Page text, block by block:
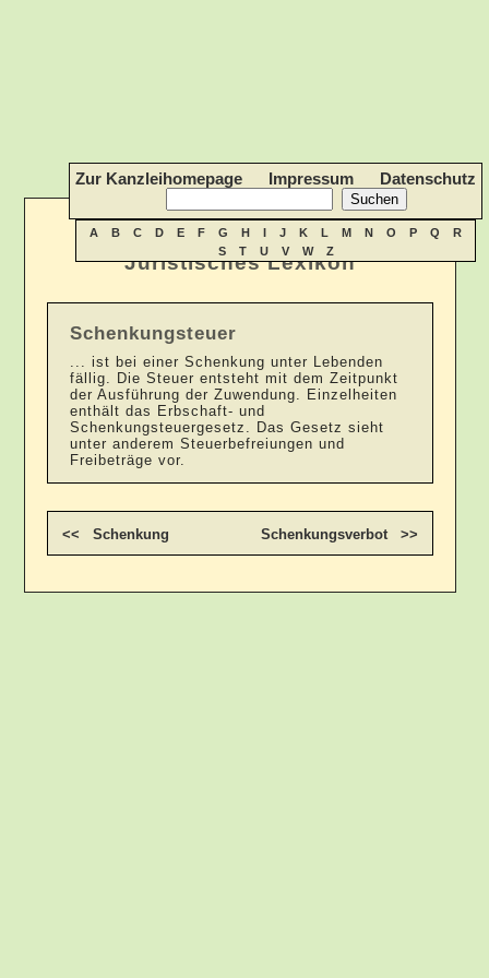
Juristisches Lexikon
Zur Kanzleihomepage Impressum Datenschutz
A B C D E F G H I J K L M N O P Q
R
S
T U V W Z
Schenkungsteuer
... ist bei einer Schenkung unter Lebenden
fällig. Die Steuer entsteht mit dem Zeitpunkt
der Ausführung der Zuwendung. Einzelheiten
enthält das Erbschaft- und
Schenkungsteuergesetz. Das Gesetz sieht
unter anderem Steuerbefreiungen und
Freibeträge vor.
<< Schenkung Schenkungsverbot >>